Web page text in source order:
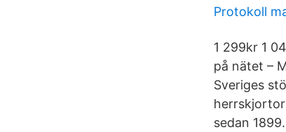
Protokoll
1 299kr 1
på nätet –
Sveriges
sedan